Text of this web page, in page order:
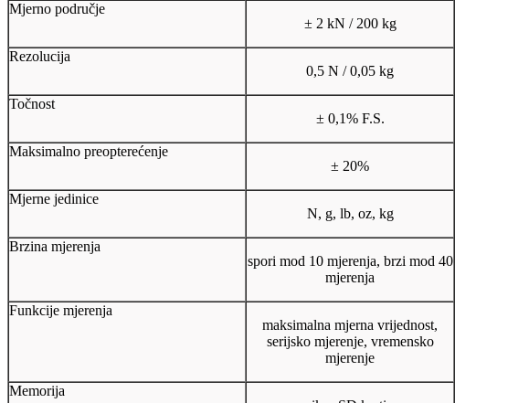
Mjerno područje
± 2 kN / 200 kg
Rezolucija
0,5 N / 0,05 kg
Točnost
± 0,1% F.S.
Maksimalno preopterećenje
± 20%
Mjerne jedinice
N, g, lb, oz, kg
Brzina mjerenja
spori mod 10 mjerenja, brzi mod 40
mjerenja
Funkcije mjerenja
maksimalna mjerna vrijednost,
serijsko mjerenje, vremensko
mjerenje
Memorija